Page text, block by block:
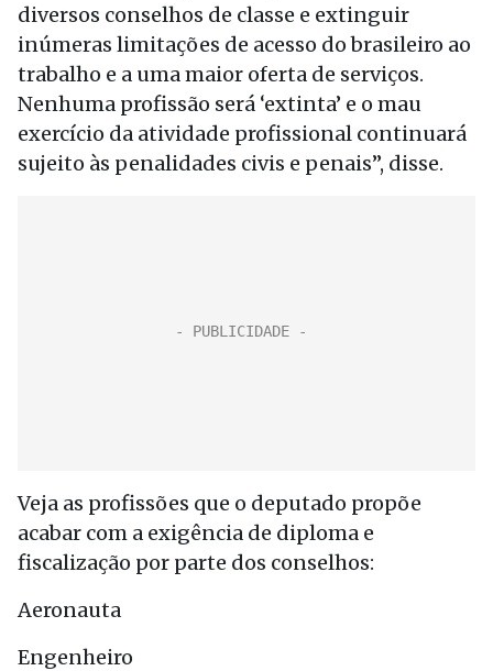
diversos conselhos de classe e extinguir
inúmeras limitações de acesso do brasileiro ao
trabalho e a uma maior oferta de serviços.
Nenhuma profissão será ‘extinta’ e o mau
exercício da atividade profissional continuará
sujeito às penalidades civis e penais”, disse.
Veja as profissões que o deputado propõe
acabar com a exigência de diploma e
fiscalização por parte dos conselhos:
Aeronauta
Engenheiro